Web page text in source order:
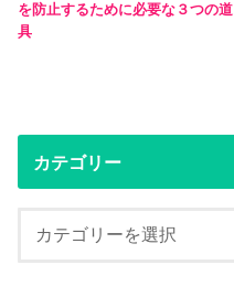
を防止するために必要な３つの道
具
カテゴリー